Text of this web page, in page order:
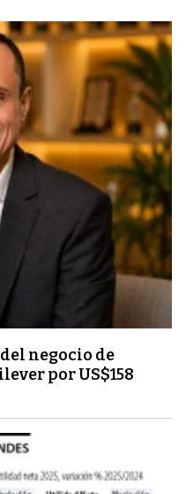
negocio de
por US$158